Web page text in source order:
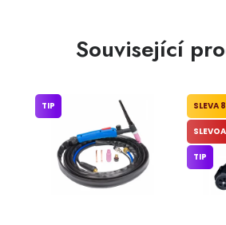
Související
TIP
TIP